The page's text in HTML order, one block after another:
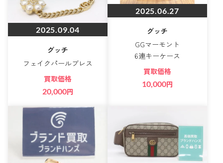
2025.09.04
グッチ
フェイクパールブレス
買取価格
20,000円
2025.06.27
グッチ
GGマーモント
6連キーケース
買取価格
10,000円